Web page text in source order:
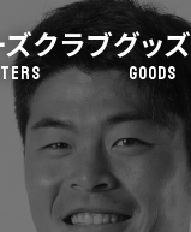
クラブグッズ
GOODS